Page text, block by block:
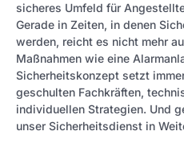
sicheres Umfeld für
Gerade in Zeiten, in denen
werden, reicht es nicht mehr
Maßnahmen wie eine
Sicherheitskonzept setzt
geschulten Fachkräften,
individuellen Strategien. Und
unser Sicherheitsdienst in